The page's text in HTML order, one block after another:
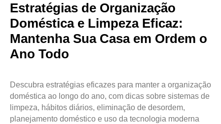
Estratégias de Organização
Doméstica e Limpeza Eficaz:
Mantenha Sua Casa em Ordem o
Ano Todo
Descubra estratégias eficazes para manter a organização
doméstica ao longo do ano, com dicas sobre sistemas de
limpeza, hábitos diários, eliminação de desordem,
planejamento doméstico e uso da tecnologia moderna